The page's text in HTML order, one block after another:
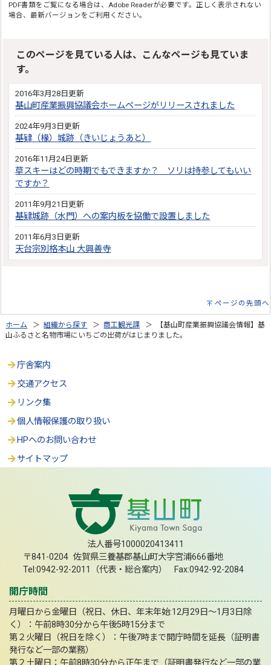
PDF書類をご覧になる場合は、Adobe Readerが必要です。正しく表示されない
場合、最新バージョンをご利用ください。
このページを見ている人は、こんなページも見ていま
す。
2016年3月28日更新
基山町産業振興協議会ホームページがリリースされました
2024年9月3日更新
基肄（椽）城跡（きいじょうあと）
2016年11月24日更新
草スキーはどの時期でもできますか？ ソリは持参してもいい
ですか？
2011年9月21日更新
基肄城跡（水門）への案内板を協働で設置しました
2011年6月3日更新
天台宗別格本山 大興善寺
ページの先頭へ
ホーム ＞組織から探す ＞商工観光課 ＞ 【基山町産業振興協議会情報】基
山ふるさと名物市場にいちごの出荷がはじまりました。
庁舎案内
交通アクセス
リンク集
個人情報保護の取り扱い
HPへのお問い合わせ
サイトマップ
法人番号1000020413411
〒841-0204 佐賀県三養基郡基山町大字宮浦666番地
Tel:0942-92-2011（代表・総合案内） Fax:0942-92-2084
開庁時間
月曜日から金曜日（祝日、休日、年末年始:12月29日～1月3日除
く）：午前8時30分から午後5時15分まで
第２火曜日（祝日を除く）：午後7時まで開庁時間を延長（証明書
発行など一部の業務）
第２土曜日：午前8時30分から正午まで（証明書発行など一部の業